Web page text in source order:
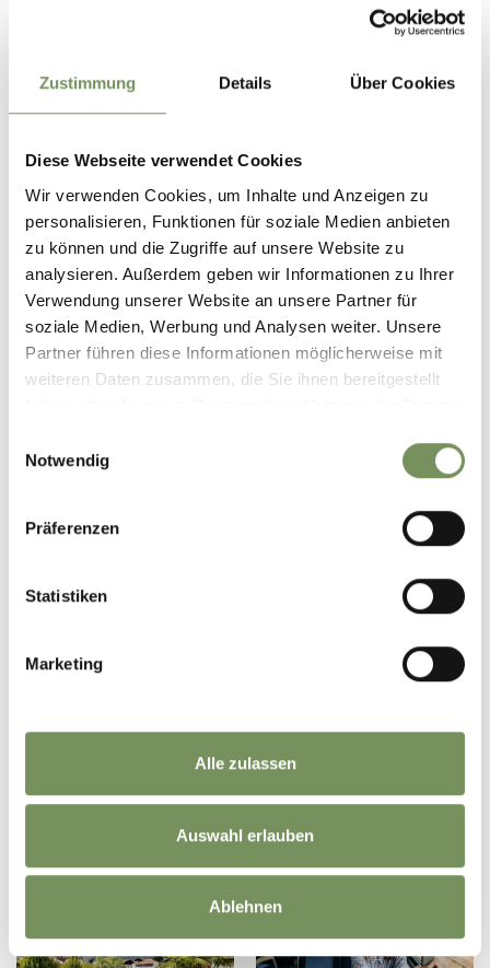
Zustimmung Details Über Cookies
Diese Webseite verwendet Cookies
Wir verwenden Cookies, um Inhalte und Anzeigen zu
personalisieren, Funktionen für soziale Medien anbieten
zu können und die Zugriffe auf unsere Website zu
analysieren. Außerdem geben wir Informationen zu Ihrer
Verwendung unserer Website an unsere Partner für
soziale Medien, Werbung und Analysen weiter. Unsere
Partner führen diese Informationen möglicherweise mit
weiteren Daten zusammen, die Sie ihnen bereitgestellt
Notwendig
Präferenzen
Statistiken
Marketing
Alle zulassen
Auswahl erlauben
Ablehnen
südtirolmobil
When:
Arrival
DIT ZOU U OOK KUNNEN